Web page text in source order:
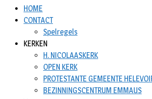
HOME
CONTACT
Spelregels
KERKEN
H. NICOLAASKERK
OPEN KERK
PROTESTANTE GEMEENTE
BEZINNINGSCENTRUM EMMAUS